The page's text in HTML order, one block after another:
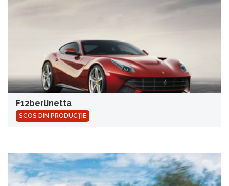
F12berlinetta
SCOS DIN PRODUCȚIE